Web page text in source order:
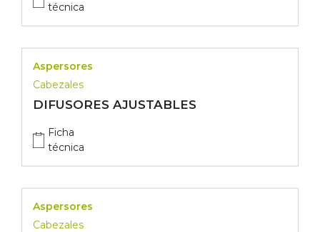
técnica
Aspersores
Cabezales
DIFUSORES AJUSTABLES
Ficha
técnica
Aspersores
Cabezales